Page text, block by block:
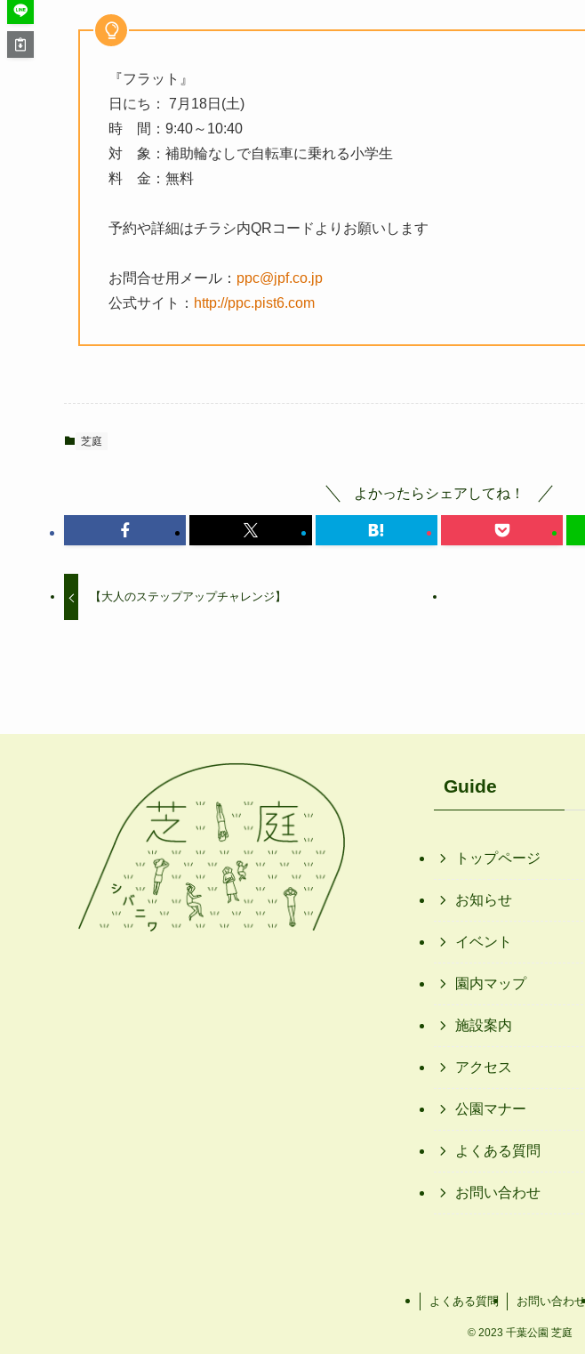
『フラット』
日にち： 7月18日(土)
時 間：9:40～10:40
対 象：補助輪なしで自転車に乗れる小学生
料 金：無料
予約や詳細はチラシ内QRコードよりお願いします
お問合せ用メール： ppc@jpf.co.jp
公式サイト： http://ppc.pist6.com
芝庭
よかったらシェアしてね！
【大人のステップアップチャレンジ】
Guide
トップページ
お知らせ
イベント
園内マップ
施設案内
アクセス
公園マナー
よくある質問
お問い合わせ
よくある質問 お問い合わせ
© 2023 千葉公園 芝庭